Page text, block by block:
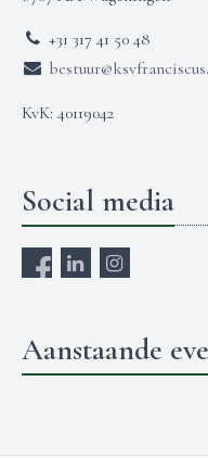
+31 317 41 50 48
KvK: 40119042
Social media
Aanstaande